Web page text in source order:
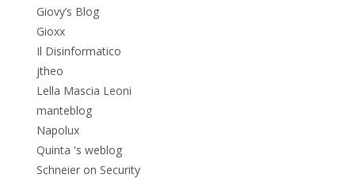
Giovy’s Blog
Gioxx
Il Disinformatico
jtheo
Lella Mascia Leoni
manteblog
Napolux
Quinta 's weblog
Schneier on Security